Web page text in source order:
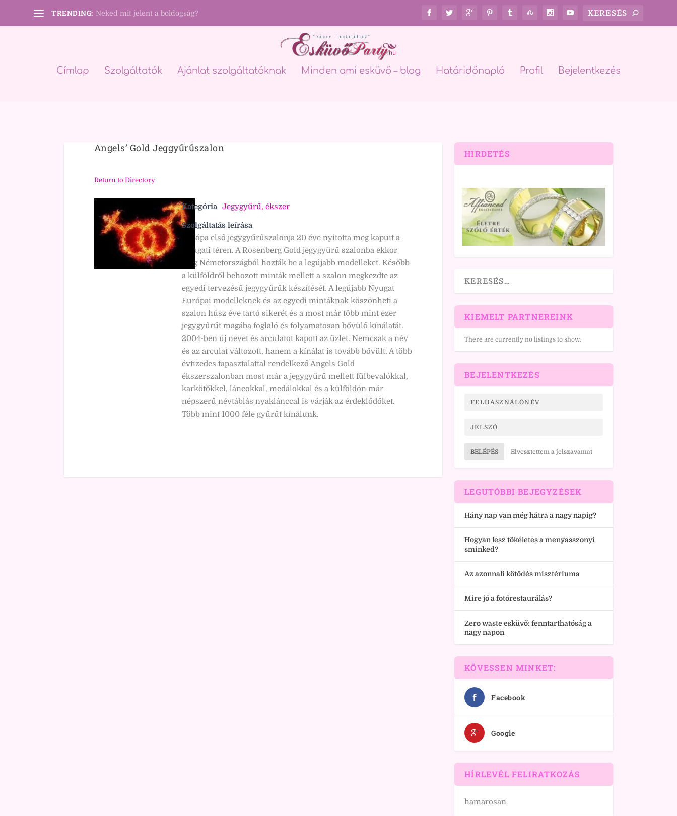
TRENDING: Neked mit jelent a boldogság?
Címlap Szolgáltatók Ajánlat szolgáltatóknak Minden ami esküvő – blog Határidőnapló Profil Bejelentkezés
Angels’ Gold Jeggyűrűszalon
Return to Directory
Kategória Jegygyűrű, ékszer
Szolgáltatás leírása
Európa első jegygyűrűszalonja 20 éve nyitotta meg kapuit a
Nyugati téren. A Rosenberg Gold jegygyűrű szalonba ekkor
még Németországból hozták be a legújabb modelleket. Később
a külföldről behozott minták mellett a szalon megkezdte az
egyedi tervezésű jegygyűrűk készítését. A legújabb Nyugat
Európai modelleknek és az egyedi mintáknak köszönheti a
szalon húsz éve tartó sikerét és a most már több mint ezer
jegygyűrűt magába foglaló és folyamatosan bővülő kínálatát.
2004-ben új nevet és arculatot kapott az üzlet. Nemcsak a név
és az arculat változott, hanem a kínálat is tovább bővült. A több
évtizedes tapasztalattal rendelkező Angels Gold
ékszerszalonban most már a jegygyűrű mellett fülbevalókkal,
karkötőkkel, láncokkal, medálokkal és a külföldön már
népszerű névtáblás nyaklánccal is várják az érdeklődőket.
Több mint 1000 féle gyűrűt kínálunk.
HIRDETÉS
KIEMELT PARTNEREINK
There are currently no listings to show.
BEJELENTKEZÉS
BELÉPÉS Elvesztettem a jelszavamat
LEGUTÓBBI BEJEGYZÉSEK
Hány nap van még hátra a nagy napig?
Hogyan lesz tökéletes a menyasszonyi
sminked?
Az azonnali kötődés misztériuma
Mire jó a fotórestaurálás?
Zero waste esküvő: fenntarthatóság a
nagy napon
KÖVESSEN MINKET:
Facebook
Google
HÍRLEVÉL FELIRATKOZÁS
hamarosan